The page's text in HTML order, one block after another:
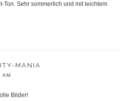
Ton. Sehr sommerlich und mit leichtem
MANIA
Bilder!